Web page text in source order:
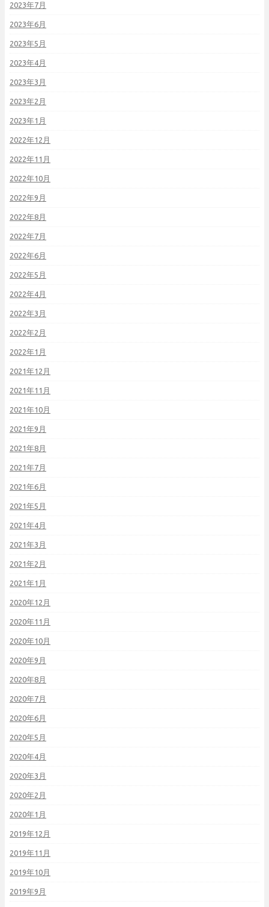
2023年7月
2023年6月
2023年5月
2023年4月
2023年3月
2023年2月
2023年1月
2022年12月
2022年11月
2022年10月
2022年9月
2022年8月
2022年7月
2022年6月
2022年5月
2022年4月
2022年3月
2022年2月
2022年1月
2021年12月
2021年11月
2021年10月
2021年9月
2021年8月
2021年7月
2021年6月
2021年5月
2021年4月
2021年3月
2021年2月
2021年1月
2020年12月
2020年11月
2020年10月
2020年9月
2020年8月
2020年7月
2020年6月
2020年5月
2020年4月
2020年3月
2020年2月
2020年1月
2019年12月
2019年11月
2019年10月
2019年9月